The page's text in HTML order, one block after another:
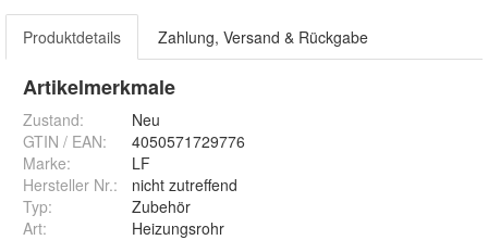
Produktdetails Zahlung, Versand & Rückgabe
Artikelmerkmale
Zustand:
Neu
GTIN / EAN:
4050571729776
Marke:
LF
Hersteller Nr.:
nicht zutreffend
Typ:
Zubehör
Art: Heizungsrohr